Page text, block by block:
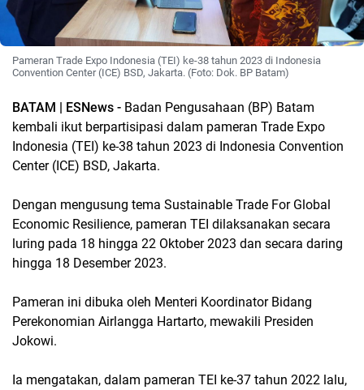
Pameran Trade Expo Indonesia (TEI) ke-38 tahun 2023 di Indonesia
Convention Center (ICE) BSD, Jakarta. (Foto: Dok. BP Batam)
BATAM | ESNews - Badan Pengusahaan (BP) Batam
kembali ikut berpartisipasi dalam pameran Trade Expo
Indonesia (TEI) ke-38 tahun 2023 di Indonesia Convention
Center (ICE) BSD, Jakarta.
Dengan mengusung tema Sustainable Trade For Global
Economic Resilience, pameran TEI dilaksanakan secara
luring pada 18 hingga 22 Oktober 2023 dan secara daring
hingga 18 Desember 2023.
Pameran ini dibuka oleh Menteri Koordinator Bidang
Perekonomian Airlangga Hartarto, mewakili Presiden
Jokowi.
Ia mengatakan, dalam pameran TEI ke-37 tahun 2022 lalu,